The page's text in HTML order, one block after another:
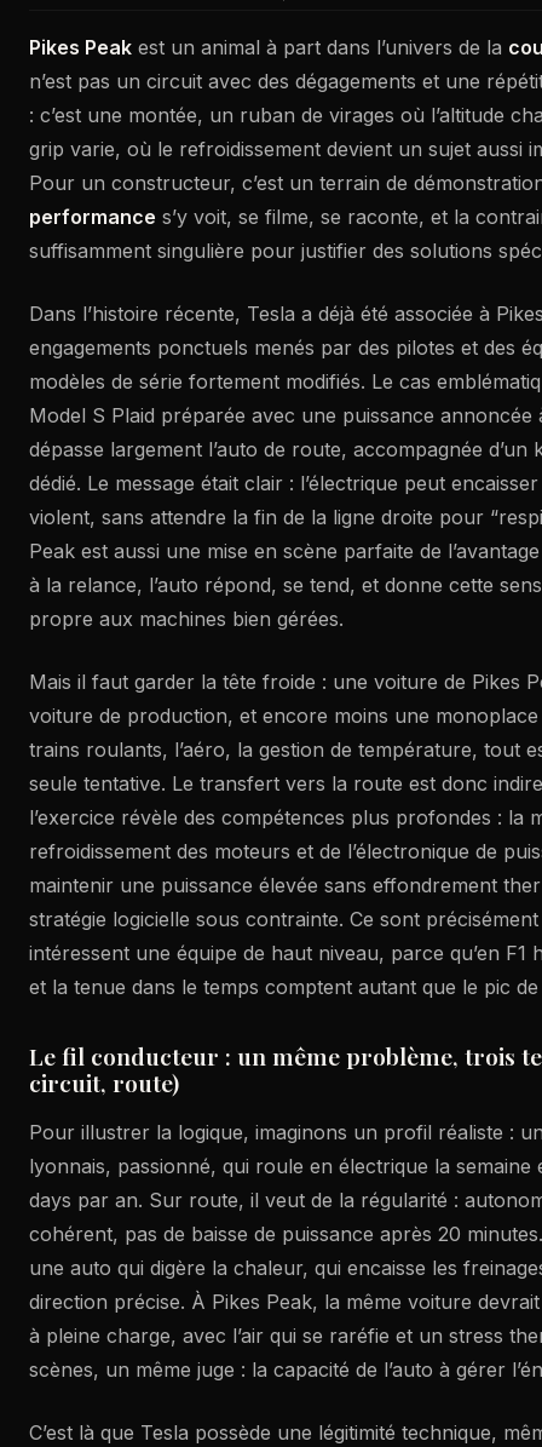
Pikes Peak est un animal à part dans l’univers de la
n’est pas un circuit avec des dégagements et une
: c’est une montée, un ruban de virages où l’altitude
grip varie, où le refroidissement devient un sujet aussi
Pour un constructeur, c’est un terrain de
performance s’y voit, se filme, se raconte, et la
suffisamment singulière pour justifier des solutions
Dans l’histoire récente, Tesla a déjà été associée à
engagements ponctuels menés par des pilotes et des
modèles de série fortement modifiés. Le cas
Model S Plaid préparée avec une puissance annoncée
dépasse largement l’auto de route, accompagnée d’un
dédié. Le message était clair : l’électrique peut
violent, sans attendre la fin de la ligne droite pour
Peak est aussi une mise en scène parfaite de
à la relance, l’auto répond, se tend, et donne cette
propre aux machines bien gérées.
Mais il faut garder la tête froide : une voiture de Pikes
voiture de production, et encore moins une monoplace
trains roulants, l’aéro, la gestion de température, tout
seule tentative. Le transfert vers la route est donc
l’exercice révèle des compétences plus profondes : la
refroidissement des moteurs et de l’électronique de
maintenir une puissance élevée sans effondrement
stratégie logicielle sous contrainte. Ce sont
intéressent une équipe de haut niveau, parce qu’en F1
et la tenue dans le temps comptent autant que le pic
Le fil conducteur : un même problème, trois
circuit, route)
Pour illustrer la logique, imaginons un profil réaliste :
lyonnais, passionné, qui roule en électrique la semaine
days par an. Sur route, il veut de la régularité :
cohérent, pas de baisse de puissance après 20
une auto qui digère la chaleur, qui encaisse les
direction précise. À Pikes Peak, la même voiture
à pleine charge, avec l’air qui se raréfie et un stress
scènes, un même juge : la capacité de l’auto à gérer
C’est là que Tesla possède une légitimité technique,